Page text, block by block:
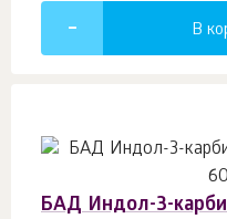
В
БАД Индол-3-